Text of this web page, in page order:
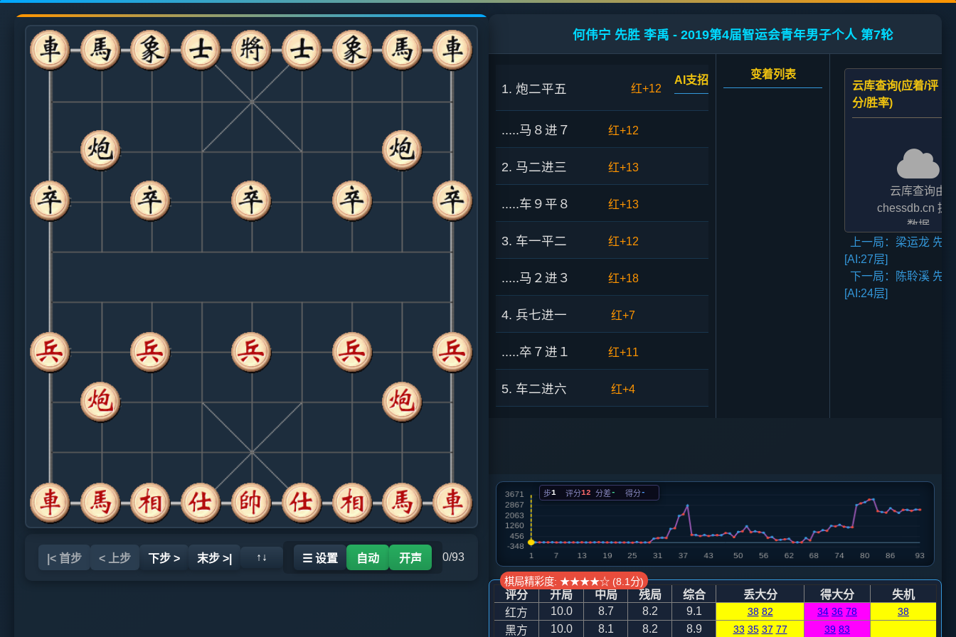
|< 首步 < 上步 下步 > 末步 >| ↑↓ ☰ 设置 自动 开声 0/93
何伟宁 先胜 李禹 - 2019第4届智运会青年男子个人 第7轮
1. 炮二平五 红+12
AI支招
.....马８进７ 红+12
2. 马二进三 红+13
.....车９平８ 红+13
3. 车一平二 红+12
.....马２进３ 红+18
4. 兵七进一 红+7
.....卒７进１ 红+11
5. 车二进六 红+4
.....车１进１ 红+5
7. 兵五进一 炮八平九
.....卒７进１ 红+7
8. 车二平四 红+6
变着列表
云库查询(应着/评
分/胜率)
云库查询由
chessdb.cn 提
数据
AI支招,云库应
二者的评分表
法相差2至3倍,
上一局：梁运龙 先
[AI:27层]
下一局：陈聆溪 先
[AI:24层]
步1 评分12 分差- 得分-
棋局精彩度: ★★★★☆ (8.1分)
评分 开局 中局 残局 综合 丢大分 得大分
失机
红方
10.0 8.7 8.2 9.1 38 82 34 36 78 38
黑方 10.0 8.1 8.2 8.9 33 35 37 77 39 83